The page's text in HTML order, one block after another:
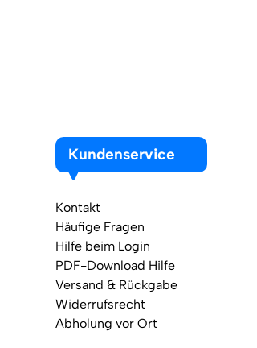
Kundenservice
Kontakt
Häufige Fragen
Hilfe beim Login
PDF-Download Hilfe
Versand & Rückgabe
Widerrufsrecht
Abholung vor Ort